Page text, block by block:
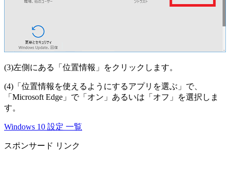
(3)左側にある「位置情報」をクリックします。
(4)「位置情報を使えるようにするアプリを選ぶ」で、
「Microsoft Edge」で「オン」あるいは「オフ」を選択しま
す。
Windows 10 設定 一覧
スポンサード リンク